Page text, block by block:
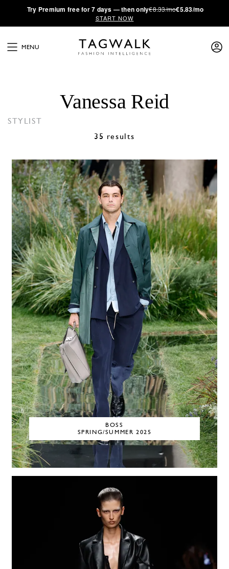
·Try Premium free for 7 days — then only€8.33/mo€5.83/mo
START NOW
MENU
Vanessa Reid
STYLIST
35 results
BOSS
SPRING/SUMMER 2025